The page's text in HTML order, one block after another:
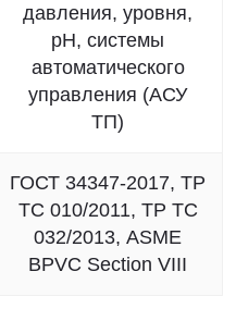
давления, уровня,
pH, системы
автоматического
управления (АСУ
ТП)
ГОСТ 34347-2017, ТР
ТС 010/2011, ТР ТС
032/2013, ASME
BPVC Section VIII